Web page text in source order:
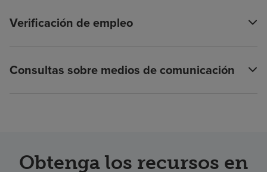
Verificación de empleo
Consultas sobre medios de comunicación
Obtenga los recursos en